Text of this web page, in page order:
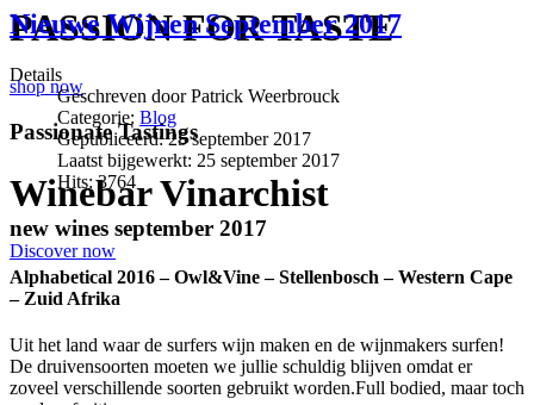
PASSION FOR TASTE
shop now
Passionate Tastings
Winebar Vinarchist
Discover now
Nieuwe Wijnen September 2017
Details
Geschreven doorPatrick Weerbrouck
Categorie: Blog
Gepubliceerd: 25 september 2017
Laatst bijgewerkt: 25 september 2017
Hits: 3764
new wines september 2017
Alphabetical 2016 – Owl&Vine – Stellenbosch – Western Cape
– Zuid Afrika
Uit het land waar de surfers wijn maken en de wijnmakers surfen!
De druivensoorten moeten we jullie schuldig blijven omdat er
zoveel verschillende soorten gebruikt worden.Full bodied, maar toch